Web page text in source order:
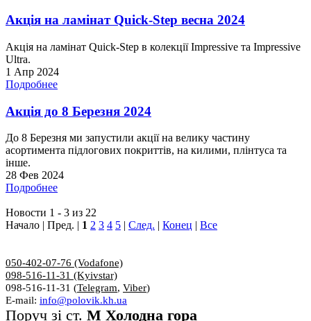
Акція на ламінат Quick-Step весна 2024
Акція на ламінат Quick-Step в колекції Impressive та Impressive
Ultra.
1 Апр 2024
Подробнее
Акція до 8 Березня 2024
До 8 Березня ми запустили акції на велику частину
асортимента підлогових покриттів, на килими, плінтуса та
інше.
28 Фев 2024
Подробнее
Новости 1 - 3 из 22
Начало | Пред. | 1 2 3 4 5 | След. | Конец | Все
050-402-07-76 (Vodafone)
098-516-11-31 (Kyivstar)
098-516-11-31 (Telegram, Viber)
E-mail: info@polovik.kh.ua
Поруч зі ст. М Холодна гора